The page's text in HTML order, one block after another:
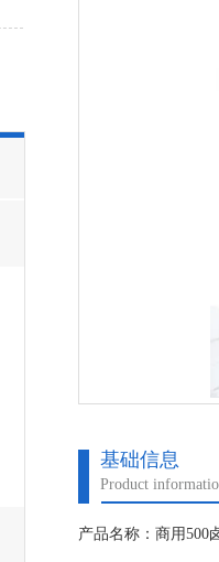
基础信息
Product
产品名称：商用500